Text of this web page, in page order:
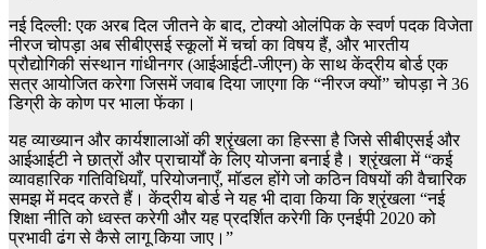
नई दिल्ली: एक अरब दिल जीतने के बाद, टोक्यो ओलंपिक के स्वर्ण पदक विजेता
नीरज चोपड़ा अब सीबीएसई स्कूलों में चर्चा का विषय हैं, और भारतीय
प्रौद्योगिकी संस्थान गांधीनगर (आईआईटी-जीएन) के साथ केंद्रीय बोर्ड एक
सत्र आयोजित करेगा जिसमें जवाब दिया जाएगा कि “नीरज क्यों” चोपड़ा ने 36
डिग्री के कोण पर भाला फेंका।
यह व्याख्यान और कार्यशालाओं की श्रृंखला का हिस्सा है जिसे सीबीएसई और
आईआईटी ने छात्रों और प्राचार्यों के लिए योजना बनाई है। श्रृंखला में “कई
व्यावहारिक गतिविधियाँ, परियोजनाएँ, मॉडल होंगे जो कठिन विषयों की वैचारिक
समझ में मदद करते हैं। केंद्रीय बोर्ड ने यह भी दावा किया कि श्रृंखला “नई
शिक्षा नीति को ध्वस्त करेगी और यह प्रदर्शित करेगी कि एनईपी 2020 को
प्रभावी ढंग से कैसे लागू किया जाए।”